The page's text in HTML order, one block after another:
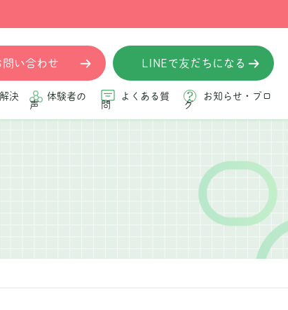
問い合わせ LINEで友だちになる
決 体験者の
声
よくある質
問
お知らせ・ブロ
グ